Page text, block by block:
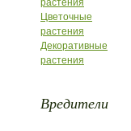
растения
Цветочные
растения
Декоративные
растения
Вредители